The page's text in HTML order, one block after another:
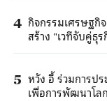
4 กิจกรรมเศรษฐกิ
สร้าง "เวทีจับคู่ธุ
5 หวัง อี้ ร่วมการป
เพื่อการพัฒนาโลก